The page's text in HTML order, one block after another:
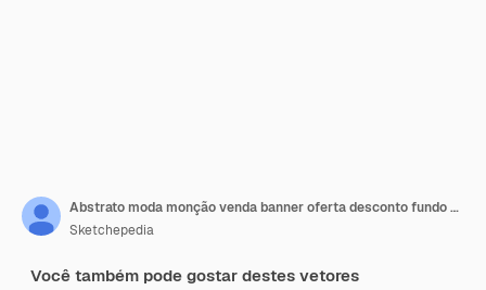
Abstrato moda monção venda banner oferta desconto fundo de negócios Vetor grátis
Sketchepedia
Você também pode gostar destes vetores